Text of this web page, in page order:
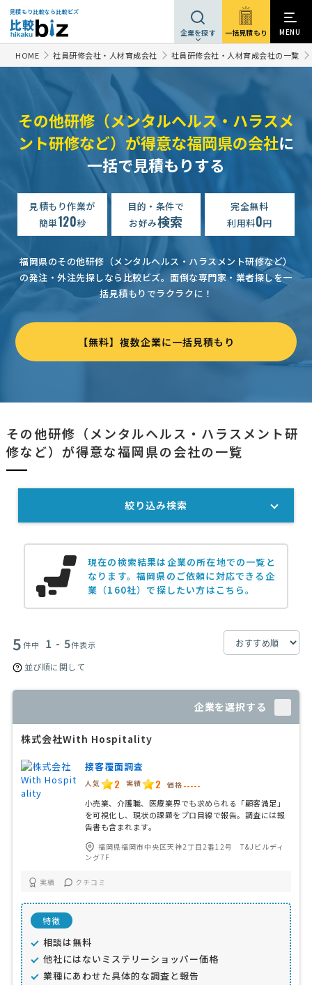
見積もり比較なら比較ビズ
企業を探す 一括見積もり MENU
HOME 社員研修会社・人材育成会社 社員研修会社・人材育成会社の一覧
その他研修（メンタルヘルス・ハラスメ
ント研修など）が得意な福岡県の会社に
一括で見積もりする
見積もり作業が
簡単120秒
目的・条件で
お好み検索
完全無料
利用料0円
福岡県のその他研修（メンタルヘルス・ハラスメント研修など）
の発注・外注先探しなら比較ビズ。 面倒な専門家・業者探しを一
括見積もりでラクラクに！
【無料】複数企業に一括見積もり
その他研修（メンタルヘルス・ハラスメント研
修など）が得意な福岡県の会社の一覧
現在の検索結果は企業の所在地での一覧と
なります。福岡県のご依頼に対応できる企
業（160社）で探したい方はこちら。
5件中 1 - 5件表示
並び順に関して
企業を選択する
株式会社With Hospitality
接客覆面調査
人気 2 実績 2 価格 -----
小売業、介護職、医療業界でも求められる「顧客満足」
を可視化し、現状の課題をプロ目線で報告。調査には報
告書も含まれます。
福岡県福岡市中央区天神2丁目2番12号 T&Jビルディ
ング7F
実績 クチコミ
特徴
相談は無料
他社にはないミステリーショッパー価格
業種にあわせた具体的な調査と報告
絞り込み検索